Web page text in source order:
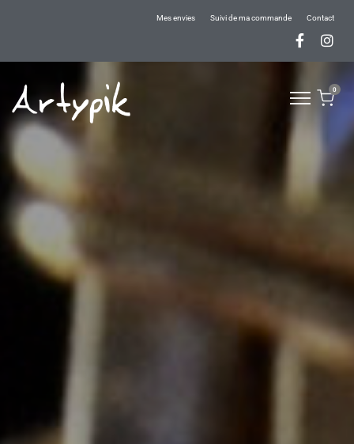
Mes envies Suivi de ma commande Contact
0